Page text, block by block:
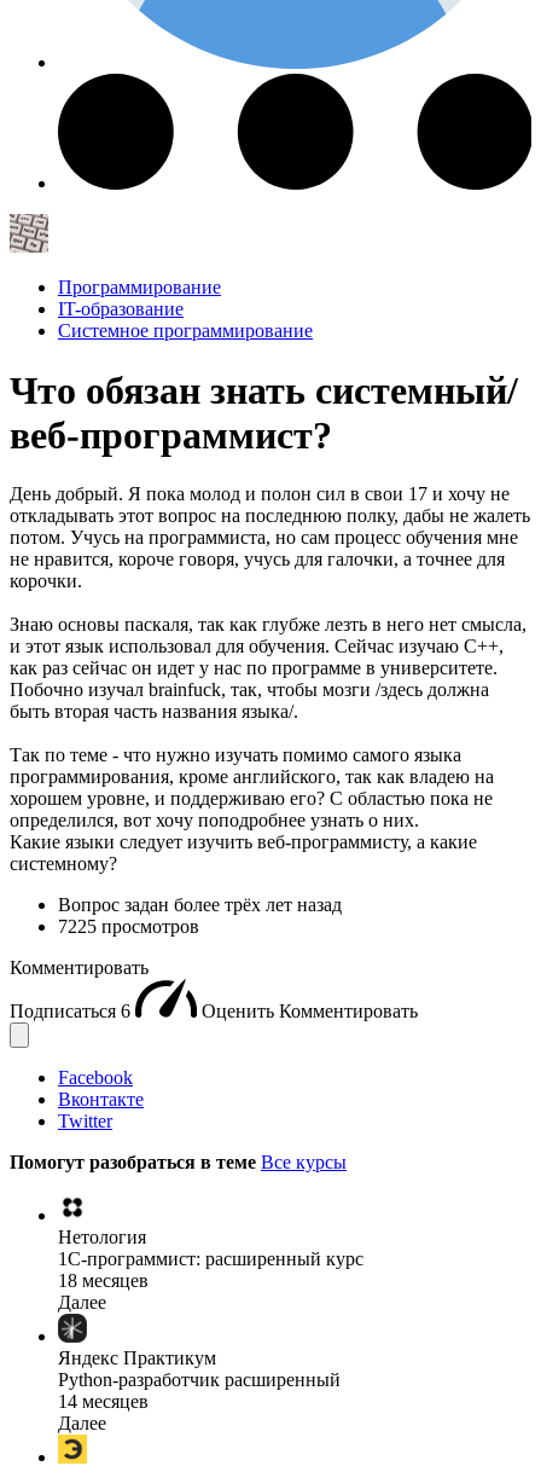
Программирование
IT-образование
Системное программирование
Что обязан знать системный/
веб-программист?
День добрый. Я пока молод и полон сил в свои 17 и хочу не
откладывать этот вопрос на последнюю полку, дабы не жалеть
потом. Учусь на программиста, но сам процесс обучения мне
не нравится, короче говоря, учусь для галочки, а точнее для
корочки.
Знаю основы паскаля, так как глубже лезть в него нет смысла,
и этот язык использовал для обучения. Сейчас изучаю C++,
как раз сейчас он идет у нас по программе в университете.
Побочно изучал brainfuck, так, чтобы мозги /здесь должна
быть вторая часть названия языка/.
Так по теме - что нужно изучать помимо самого языка
программирования, кроме английского, так как владею на
хорошем уровне, и поддерживаю его? С областью пока не
определился, вот хочу поподробнее узнать о них.
Какие языки следует изучить веб-программисту, а какие
системному?
Вопрос задан более трёх лет назад
7225 просмотров
Комментировать
Подписаться 6 Оценить Комментировать
Facebook
Вконтакте
Twitter
Помогут разобраться в теме Все курсы
Нетология
1C-программист: расширенный курс
18 месяцев
Далее
Яндекс Практикум
Python-разработчик расширенный
14 месяцев
Далее